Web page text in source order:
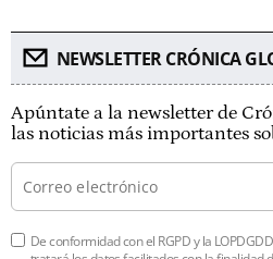
NEWSLETTER CRÓNICA
Apúntate a la newsletter de
las noticias más importantes
De conformidad con el RGPD y la